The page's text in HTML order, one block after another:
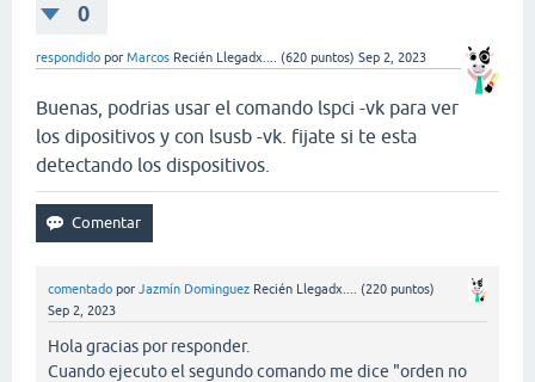
0
respondido por Marcos Recién Llegadx.... (620 puntos) Sep 2, 2023
Buenas, podrias usar el comando lspci -vk para ver
los dipositivos y con lsusb -vk. fijate si te esta
detectando los dispositivos.
comentado por Jazmín Dominguez Recién Llegadx.... (220 puntos)
Sep 2, 2023
Hola gracias por responder.
Cuando ejecuto el segundo comando me dice "orden no